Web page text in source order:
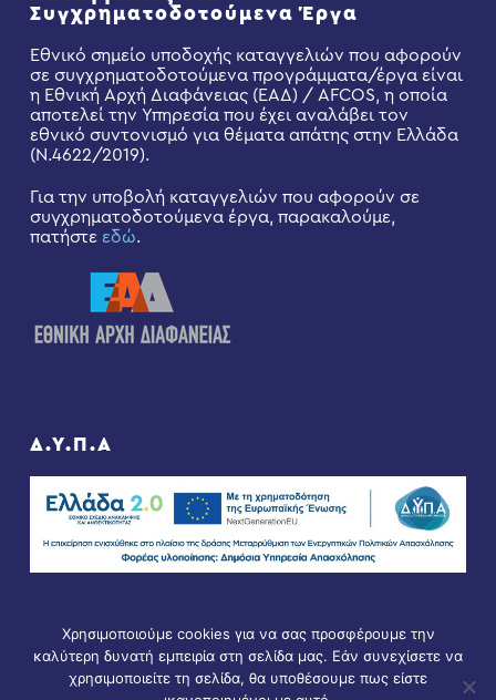
Συγχρηματοδοτούμενα Έργα
Εθνικό σημείο υποδοχής καταγγελιών που αφορούν
σε συγχρηματοδοτούμενα προγράμματα/έργα είναι
η Εθνική Αρχή Διαφάνειας (ΕΑΔ) / AFCOS, η οποία
αποτελεί την Υπηρεσία που έχει αναλάβει τον
εθνικό συντονισμό για θέματα απάτης στην Ελλάδα
(Ν.4622/2019).
Για την υποβολή καταγγελιών που αφορούν σε
συγχρηματοδοτούμενα έργα, παρακαλούμε,
πατήστε εδώ.
Δ.Υ.Π.Α
Χρησιμοποιούμε cookies για να σας προσφέρουμε την
καλύτερη δυνατή εμπειρία στη σελίδα μας. Εάν συνεχίσετε να
χρησιμοποιείτε τη σελίδα, θα υποθέσουμε πως είστε